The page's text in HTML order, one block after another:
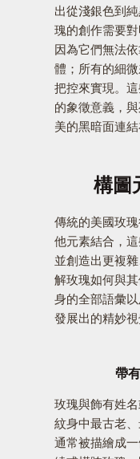
出從淺銀色到
瑰的創作需要
因為它們無法
體；所有的細
把控來實現。
的象徵意義，
美的黑暗面連結
構圖
傳統的美國玫
他元素結合，
並創造出更複
解玫瑰如何與
身的全部語彙
發展出的精妙視
帶
玫瑰與飾有姓
紋身中最古老
通常被描繪成